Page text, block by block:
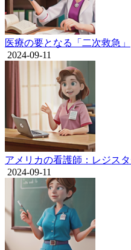
医療の要となる「二次救急」
2024-09-11
アメリカの看護師：レジス
2024-09-11